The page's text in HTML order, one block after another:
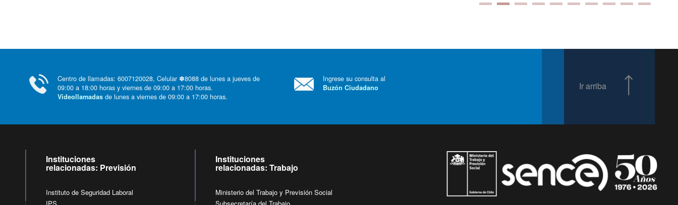
Centro de llamadas: 6007120028, Celular ✽8088 de lunes a jueves de
09:00 a 18:00 horas y viernes de 09:00 a 17:00 horas.
Videollamadas de lunes a viernes de 09:00 a 17:00 horas.
Ingrese su consulta al
Buzón Ciudadano Ir arriba
Instituciones
relacionadas: Previsión
Instituto de Seguridad Laboral
IPS
Instituciones
relacionadas: Trabajo
Ministerio del Trabajo y Previsión Social
Subsecretaría del Trabajo